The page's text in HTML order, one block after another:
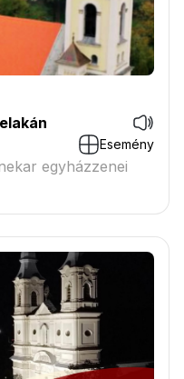
Esemény
egyházzenei